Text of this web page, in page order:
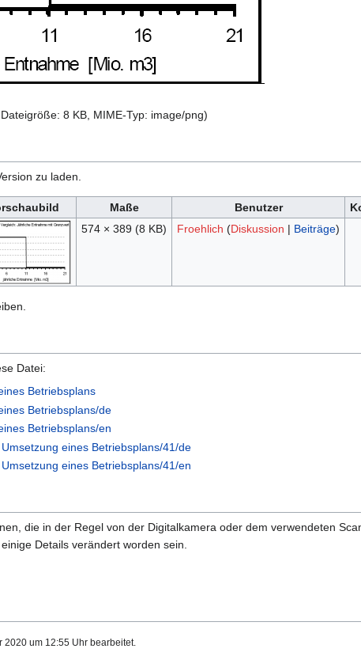
8 KB, MIME-Typ: image/png)
zu laden.
Maße Benutzer
574 × 389 (8 KB) Froehlich (Diskussion | Beiträge)
Datei:
Betriebsplans
Betriebsplans/de
Betriebsplans/en
eines Betriebsplans/41/de
eines Betriebsplans/41/en
die in der Regel von der Digitalkamera oder dem verwendeten
Details verändert worden sein.
2020 um 12:55 Uhr bearbeitet.